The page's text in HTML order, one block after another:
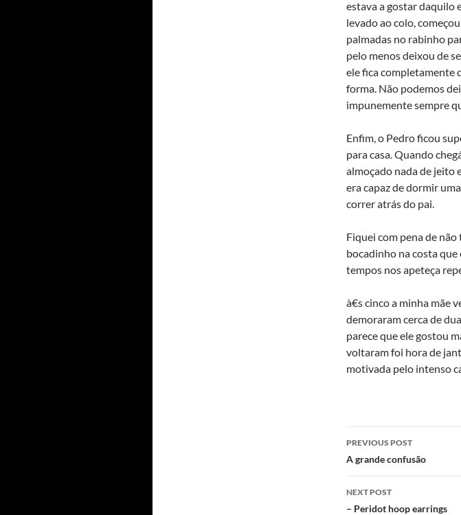
estava a gostar daquilo
levado ao colo,
palmadas no rabinho
pelo menos deixou de
ele fica completamente
forma. Não podemos
impunemente sempre
Enfim, o Pedro ficou
para casa. Quando
almoçado nada de jeito
era capaz de dormir
correr atrás do pai.
Fiquei com pena de
bocadinho na costa que
tempos nos apeteça
à€s cinco a minha mãe
demoraram cerca de
parece que ele gostou
voltaram foi hora de
motivada pelo intenso
Post
navigation
PREVIOUS POST
A grande confusão
NEXT POST
– Peridot hoop earrings